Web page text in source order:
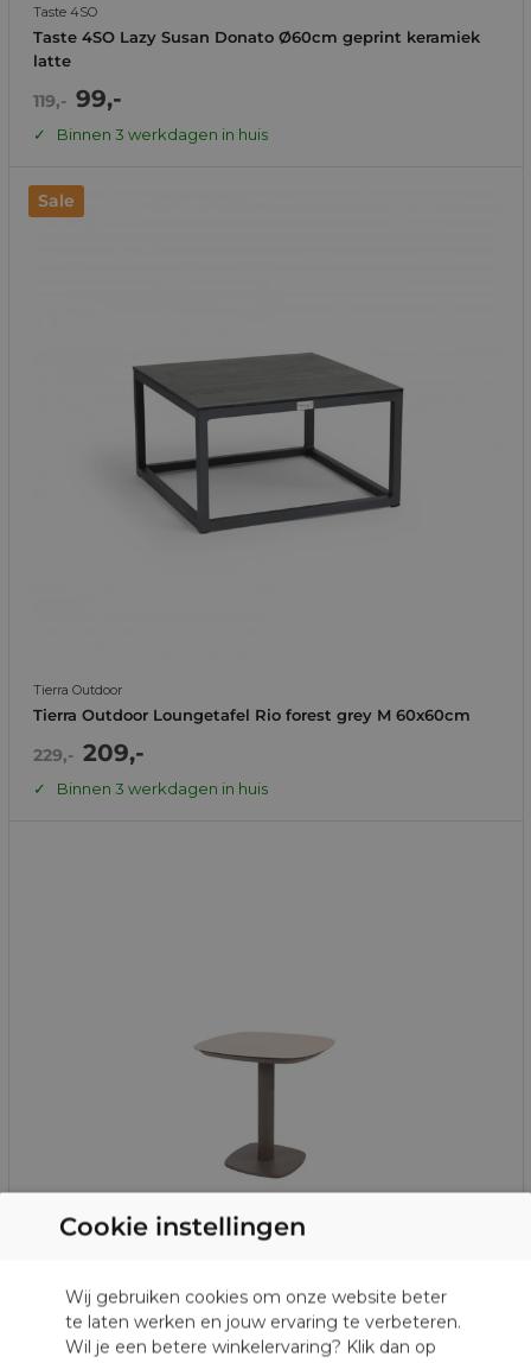
Taste 4SO
Taste 4SO Lazy Susan Donato Ø60cm geprint keramiek
latte
Normale
prijs
119,- Actie
prijs
99,-
Binnen 3 werkdagen in huis
Sale
Tierra Outdoor
Tierra Outdoor Loungetafel Rio forest grey M 60x60cm
Normale
prijs
229,- Actie
209,-
Binnen 3 werkdagen in huis
Taste 4SO
DUTCH
GERMAN
Cookie instellingen
Wij gebruiken cookies om onze website beter
te laten werken en jouw ervaring te verbeteren.
Wil je een betere winkelervaring? Klik dan op